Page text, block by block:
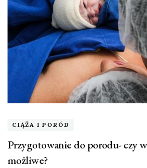
CIĄŻA I PORÓD
Przygotowanie do porodu- czy
możliwe?